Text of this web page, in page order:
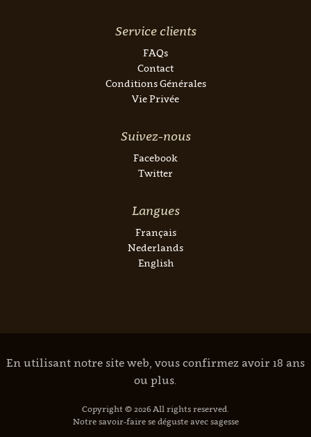
Service clients
FAQs
Contact
Conditions Générales
Vie Privée
Suivez-nous
Facebook
Twitter
Langues
Français
Nederlands
English
En utilisant notre site web, vous confirmez avoir 18 ans
ou plus.
Copyright © 2026 All rights reserved.
Notre savoir-faire se déguste avec sagesse